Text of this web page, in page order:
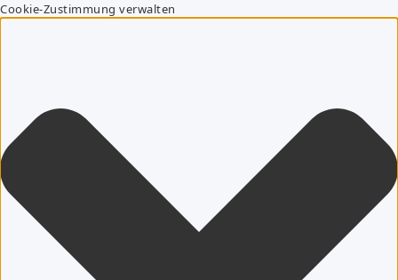
Cookie-Zustimmung verwalten